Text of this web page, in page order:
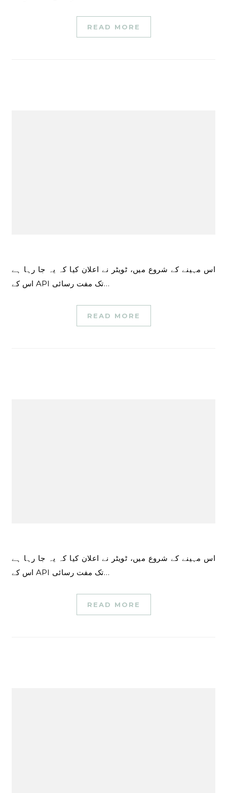
READ MORE
اس مہینے کے شروع میں، ٹویٹر نے اعلان کیا کہ یہ جا رہا ہے
اس کے API تک مفت رسائی…
READ MORE
اس مہینے کے شروع میں، ٹویٹر نے اعلان کیا کہ یہ جا رہا ہے
اس کے API تک مفت رسائی…
READ MORE